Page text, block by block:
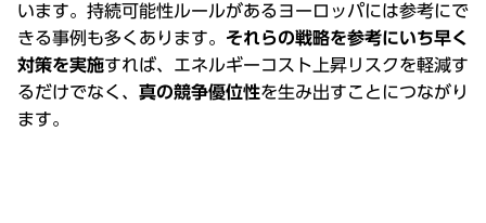
います。持続可能性ルールがあるヨーロッパには参考にで
きる事例も多くあります。 それらの戦略を参考にいち早く
対策を実施すれば、エネルギーコスト上昇リスクを軽減す
るだけでなく、 真の競争優位性を⽣み出すことにつながり
ます。